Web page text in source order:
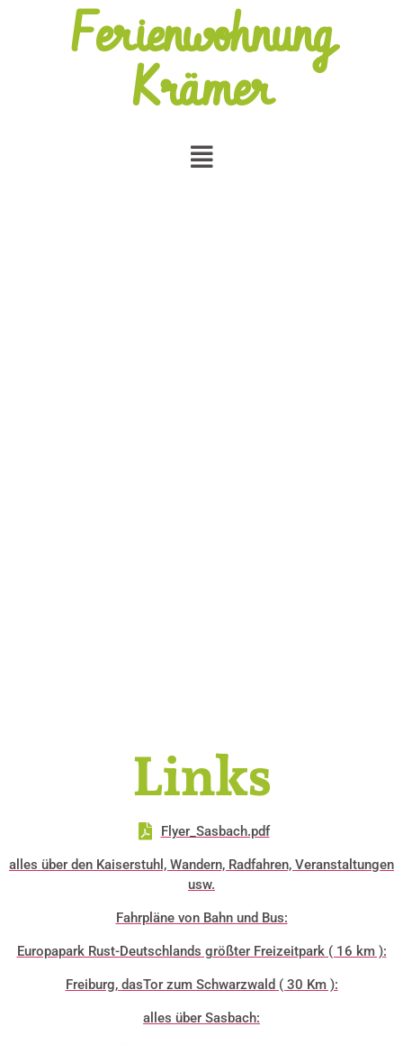
Ferienwohnung
Krämer
Links
Flyer_Sasbach.pdf
alles über den Kaiserstuhl, Wandern, Radfahren, Veranstaltungen
usw.
Fahrpläne von Bahn und Bus:
Europapark Rust-Deutschlands größter Freizeitpark ( 16 km ):
Freiburg, dasTor zum Schwarzwald ( 30 Km ):
alles über Sasbach: